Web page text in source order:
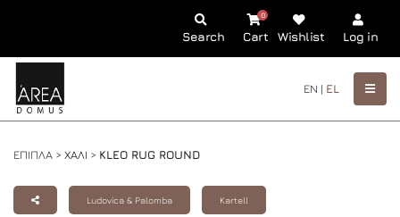
Search Cart
0
Wishlist Log in
EN | EL
ΕΠΙΠΛΑ > ΧΑΛΙ > KLEO RUG ROUND
Ludovica & Palomba Kartell